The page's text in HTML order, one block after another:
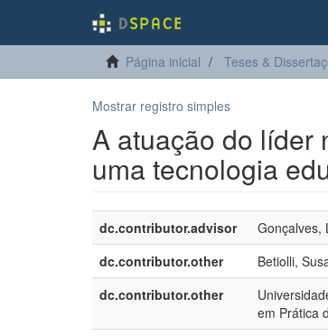
Página inicial Teses &
Mostrar registro simples
A atuação do líder
uma tecnologia
dc.contributor.advisor Gonçalves,
dc.contributor.other
Betiolli,
dc.contributor.other
em Prática